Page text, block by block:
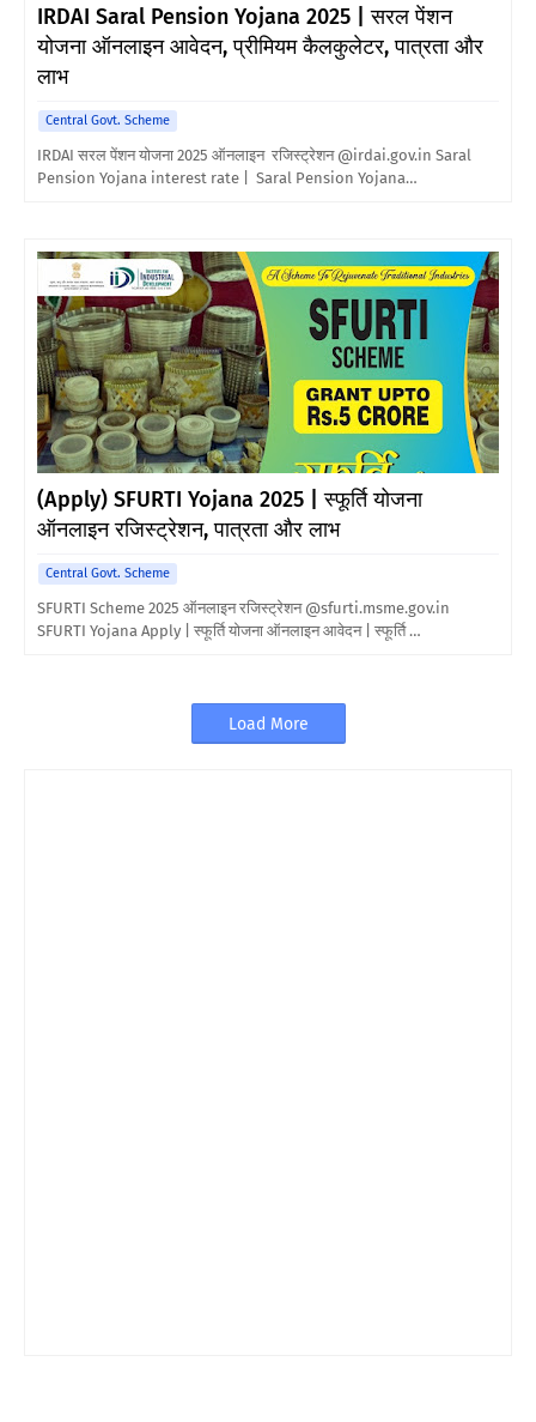
IRDAI Saral Pension Yojana 2025 | सरल पेंशन
योजना ऑनलाइन आवेदन, प्रीमियम कैलकुलेटर, पात्रता और
लाभ
Central Govt. Scheme
IRDAI सरल पेंशन योजना 2025 ऑनलाइन रजिस्ट्रेशन @irdai.gov.in Saral
Pension Yojana interest rate | Saral Pension Yojana…
(Apply) SFURTI Yojana 2025 | स्फूर्ति योजना
ऑनलाइन रजिस्ट्रेशन, पात्रता और लाभ
Central Govt. Scheme
SFURTI Scheme 2025 ऑनलाइन रजिस्ट्रेशन @sfurti.msme.gov.in
SFURTI Yojana Apply | स्फूर्ति योजना ऑनलाइन आवेदन | स्फूर्ति …
Load More